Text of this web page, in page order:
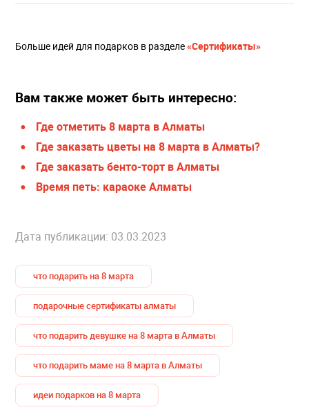
Больше идей для подарков в разделе«Сертификаты»
Вам также может быть интересно:
Где отметить 8 марта в Алматы
Где заказать цветы на 8 марта в Алматы?
Где заказать бенто-торт в Алматы
Время петь: караоке Алматы
Дата публикации: 03.03.2023
что подарить на 8 марта
подарочные сертификаты алматы
что подарить девушке на 8 марта в Алматы
что подарить маме на 8 марта в Алматы
идеи подарков на 8 марта